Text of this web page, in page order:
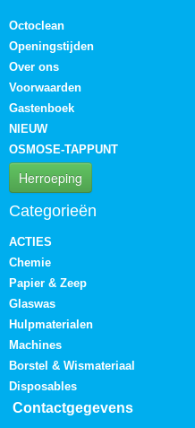
Octoclean
Openingstijden
Over ons
Voorwaarden
Gastenboek
NIEUW
OSMOSE-TAPPUNT
Herroeping
Categorieën
ACTIES
Chemie
Papier & Zeep
Glaswas
Hulpmaterialen
Machines
Borstel & Wismateriaal
Disposables
Contactgegevens